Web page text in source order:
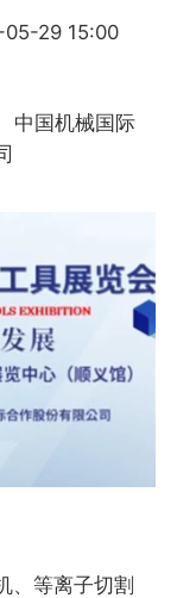
29 15:00
中国机械国际
、等离子切割